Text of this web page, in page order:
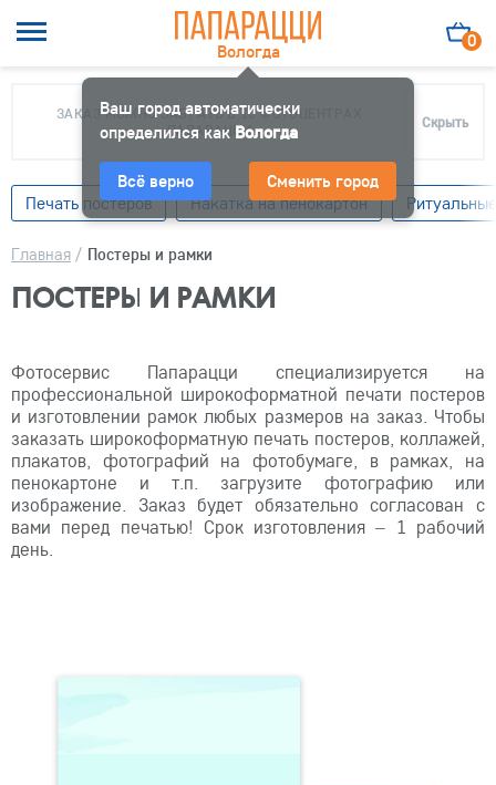
Вологда
Ваш город автоматически
определился как Вологда
Всё верно Сменить город
0
ЗАКАЗ МОЖНО ЗАБРАТЬ В 10 ФОТОЦЕНТРАХ
ПАПАРАЦЦИ
Скрыть
Печать постеров Накатка на пенокартон
Главная / Постеры и рамки
ПОСТЕРЫ И РАМКИ
Фотосервис Папарацци специализируется на
профессиональной широкоформатной печати постеров
и изготовлении рамок любых размеров на заказ. Чтобы
заказать широкоформатную печать постеров, коллажей,
плакатов, фотографий на фотобумаге, в рамках, на
пенокартоне и т.п. загрузите фотографию или
изображение. Заказ будет обязательно согласован с
вами перед печатью! Срок изготовления – 1 рабочий
день.